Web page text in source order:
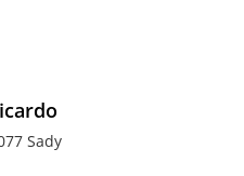
Sady